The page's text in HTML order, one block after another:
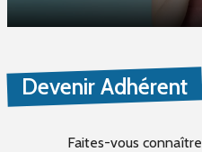
Devenir Adhérent
Faites-vous connaître